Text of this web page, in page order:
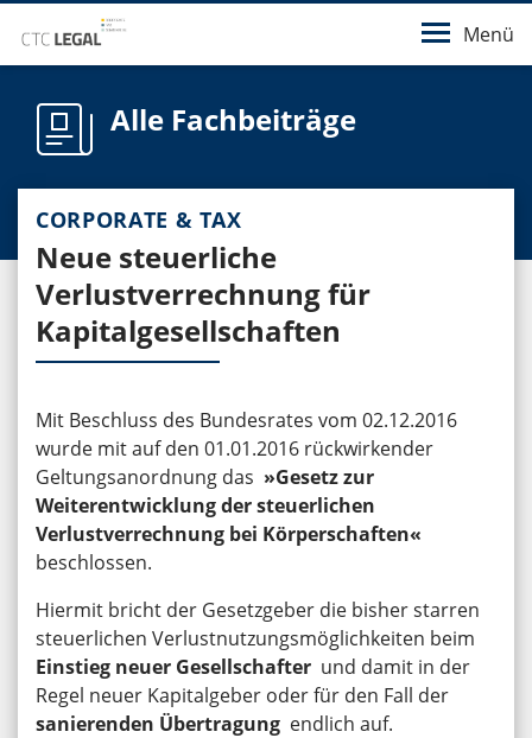
Menü
Alle Fachbeiträge
CORPORATE & TAX
Neue steuerliche
Verlustverrechnung für
Kapitalgesellschaften
Mit Beschluss des Bundesrates vom 02.12.2016
wurde mit auf den 01.01.2016 rückwirkender
Geltungsanordnung das »Gesetz zur
Weiterentwicklung der steuerlichen
Verlustverrechnung bei Körperschaften«
beschlossen.
Hiermit bricht der Gesetzgeber die bisher starren
steuerlichen Verlustnutzungsmöglichkeiten beim
Einstieg neuer Gesellschafter und damit in der
Regel neuer Kapitalgeber oder für den Fall der
sanierenden Übertragung endlich auf.